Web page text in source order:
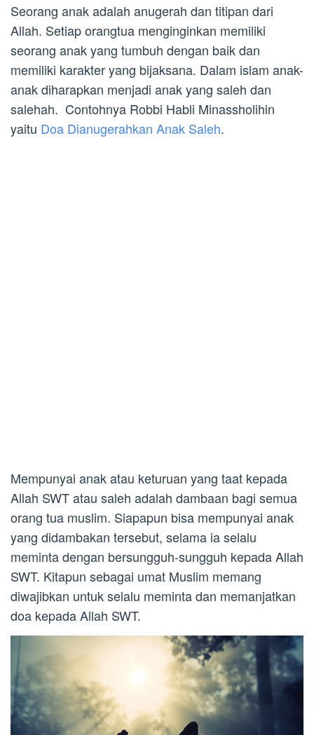
Seorang anak adalah anugerah dan titipan dari
Allah. Setiap orangtua menginginkan memiliki
seorang anak yang tumbuh dengan baik dan
memiliki karakter yang bijaksana. Dalam islam anak-
anak diharapkan menjadi anak yang saleh dan
salehah. Contohnya Robbi Habli Minassholihin
yaitu Doa Dianugerahkan Anak Saleh.
Mempunyai anak atau keturuan yang taat kepada
Allah SWT atau saleh adalah dambaan bagi semua
orang tua muslim. Siapapun bisa mempunyai anak
yang didambakan tersebut, selama ia selalu
meminta dengan bersungguh-sungguh kepada Allah
SWT. Kitapun sebagai umat Muslim memang
diwajibkan untuk selalu meminta dan memanjatkan
doa kepada Allah SWT.